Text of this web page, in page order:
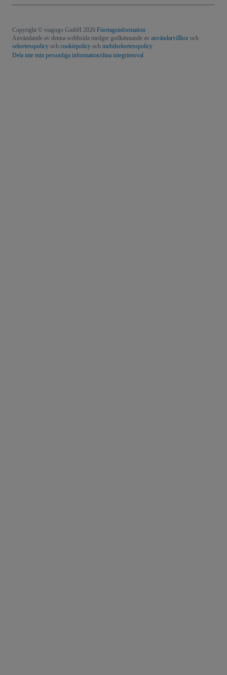
Copyright © viagogo GmbH 2026 Företagsinformation
Användande av denna webbsida medger godkännande av användarvillkor och
sekretesspolicy och cookiepolicy och mobilsekretesspolicy
Dela inte min personliga information/dina integritetsval